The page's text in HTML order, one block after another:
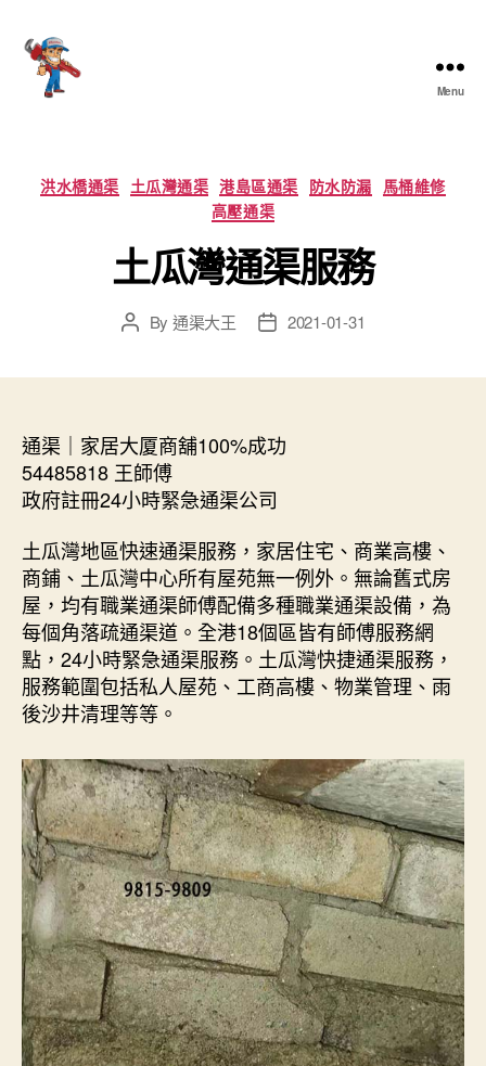
Menu
Categories
洪水橋通渠 土瓜灣通渠 港島區通渠 防水防漏 馬桶維修
高壓通渠
土瓜灣通渠服務
PostBy 通渠大王
Post2021-01-31
通渠｜家居大厦商舖100%成功
54485818 王師傅
政府註冊24小時緊急通渠公司
土瓜灣地區快速通渠服務，家居住宅、商業高樓、
商鋪、土瓜灣中心所有屋苑無一例外。無論舊式房
屋，均有職業通渠師傅配備多種職業通渠設備，為
每個角落疏通渠道。全港18個區皆有師傅服務網
點，24小時緊急通渠服務。土瓜灣快捷通渠服務，
服務範圍包括私人屋苑、工商高樓、物業管理、雨
後沙井清理等等。